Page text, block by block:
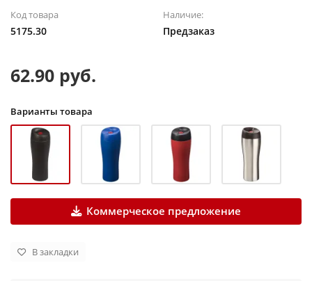
Код товара
5175.30
Наличие:
Предзаказ
62.90 руб.
Варианты товара
Коммерческое предложение
В закладки